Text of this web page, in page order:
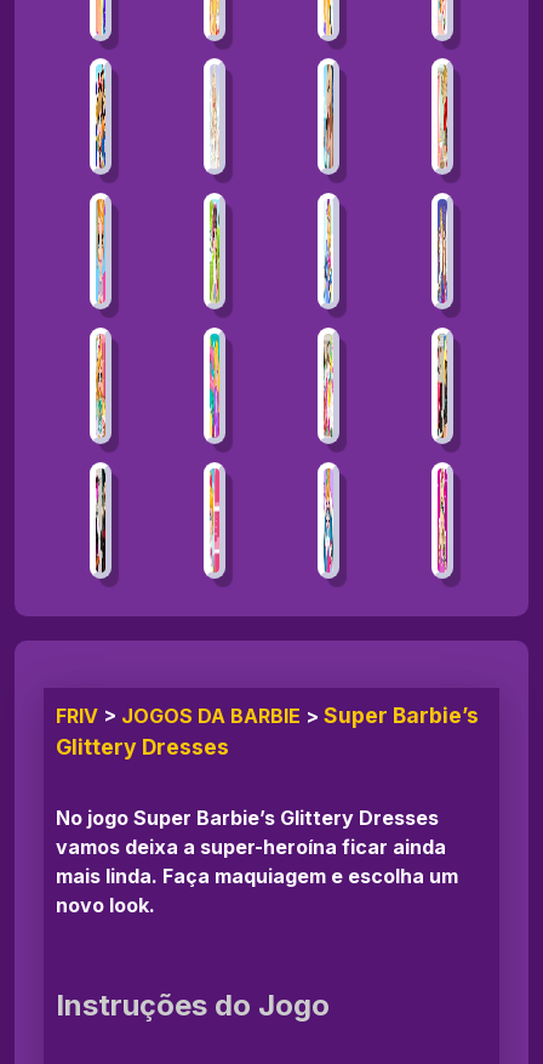
FRIV > JOGOS DA BARBIE > Super Barbie’s
Glittery Dresses
No jogo Super Barbie’s Glittery Dresses
vamos deixa a super-heroína ficar ainda
mais linda. Faça maquiagem e escolha um
novo look.
Instruções do Jogo